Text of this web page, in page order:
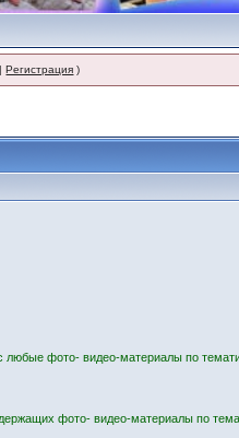
|Регистрация )
фото- видео-материалы по
фото- видео-материалы по